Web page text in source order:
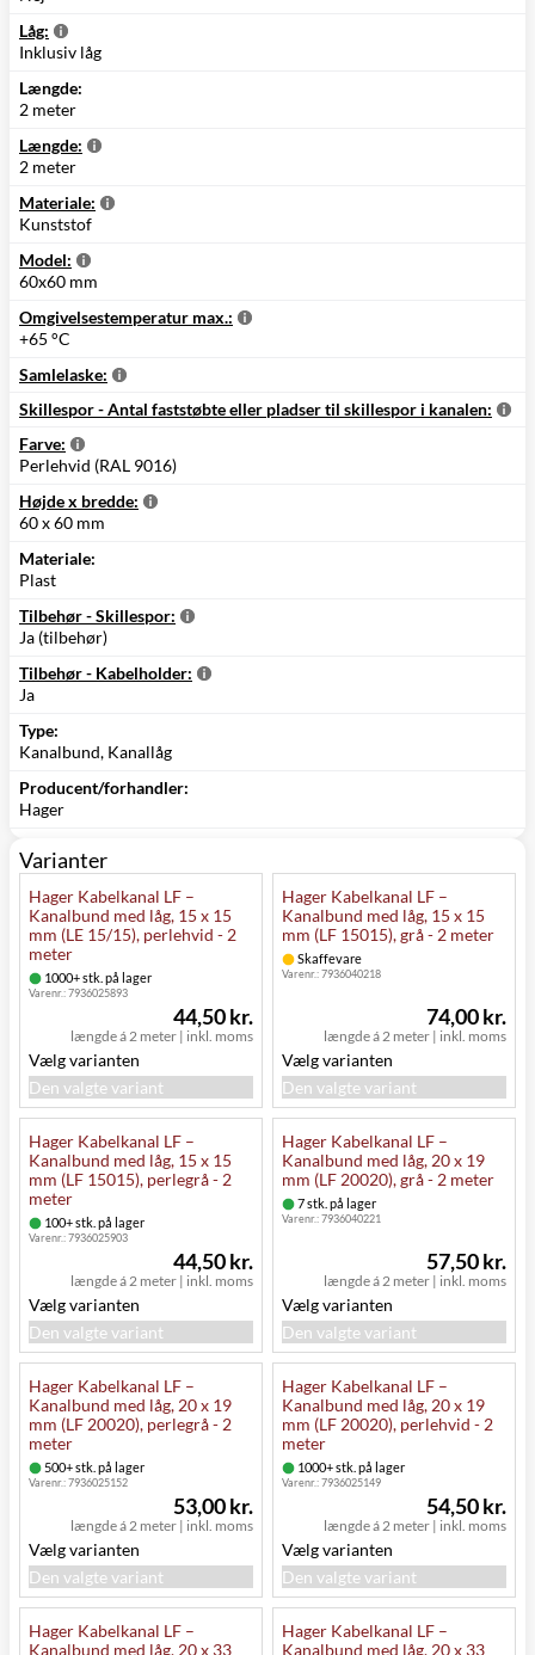
Låg:
Inklusiv låg
Længde:
2 meter
Længde:
2 meter
Materiale:
Kunststof
Model:
60x60 mm
Omgivelsestemperatur max.:
+65 °C
Samlelaske:
Skillespor - Antal faststøbte eller pladser til skillespor i kanalen:
Farve:
Perlehvid (RAL 9016)
Højde x bredde:
60 x 60 mm
Materiale:
Plast
Tilbehør - Skillespor:
Ja (tilbehør)
Tilbehør - Kabelholder:
Ja
Type:
Kanalbund, Kanallåg
Producent/forhandler:
Hager
Varianter
Hager Kabelkanal LF –
Kanalbund med låg, 15 x 15
mm (LE 15/15), perlehvid - 2
meter
1000+ stk. på lager
Varenr.:7936025893
længde á 2 meter | inkl. moms
44,50 kr.
Vælg varianten
Den valgte variant
Hager Kabelkanal LF –
Kanalbund med låg, 15 x 15
mm (LF 15015), grå - 2 meter
Skaffevare
Varenr.:7936040218
længde á 2 meter | inkl. moms
74,00 kr.
Vælg varianten
Den valgte variant
Hager Kabelkanal LF –
Kanalbund med låg, 15 x 15
mm (LF 15015), perlegrå - 2
meter
100+ stk. på lager
Varenr.:7936025903
længde á 2 meter | inkl. moms
44,50 kr.
Vælg varianten
Den valgte variant
Hager Kabelkanal LF –
Kanalbund med låg, 20 x 19
mm (LF 20020), grå - 2 meter
7 stk. på lager
Varenr.:7936040221
længde á 2 meter | inkl. moms
57,50 kr.
Vælg varianten
Den valgte variant
Hager Kabelkanal LF –
Kanalbund med låg, 20 x 19
mm (LF 20020), perlegrå - 2
meter
500+ stk. på lager
Varenr.:7936025152
længde á 2 meter | inkl. moms
53,00 kr.
Vælg varianten
Den valgte variant
Hager Kabelkanal LF –
Kanalbund med låg, 20 x 19
mm (LF 20020), perlehvid - 2
meter
1000+ stk. på lager
Varenr.:7936025149
længde á 2 meter | inkl. moms
54,50 kr.
Vælg varianten
Den valgte variant
Hager Kabelkanal LF –
Kanalbund med låg, 20 x 33
Hager Kabelkanal LF –
Kanalbund med låg, 20 x 33